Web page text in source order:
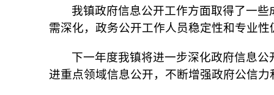
我镇政府信息公开工作方面取得了一
需深化，政务公开工作人员稳定性和专业性
下一年度我镇将进一步深化政府信息
进重点领域信息公开，不断增强政府公信力